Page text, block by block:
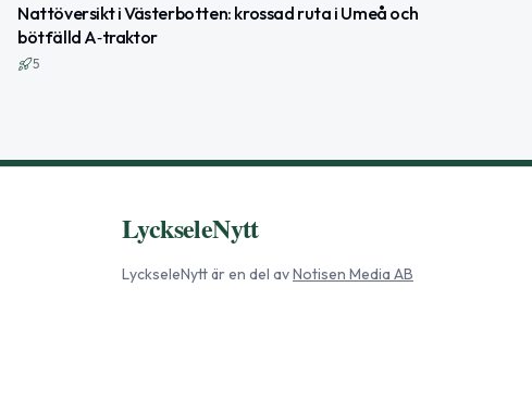
Nattöversikt i Västerbotten: krossad ruta i Umeå och
bötfälld A‑traktor
5
LyckseleNytt
LyckseleNyttär en del avNotisen Media AB